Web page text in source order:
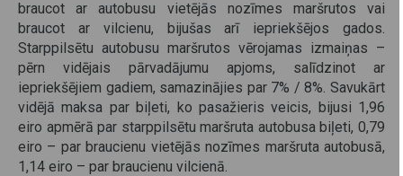
braucot ar autobusu vietējās nozīmes maršrutos vai
braucot ar vilcienu, bijušas arī iepriekšējos gados.
Starppilsētu autobusu maršrutos vērojamas izmaiņas –
pērn vidējais pārvadājumu apjoms, salīdzinot ar
iepriekšējiem gadiem, samazinājies par 7% / 8%. Savukārt
vidējā maksa par biļeti, ko pasažieris veicis, bijusi 1,96
eiro apmērā par starppilsētu maršruta autobusa biļeti, 0,79
eiro – par braucienu vietējās nozīmes maršruta autobusā,
1,14 eiro – par braucienu vilcienā.